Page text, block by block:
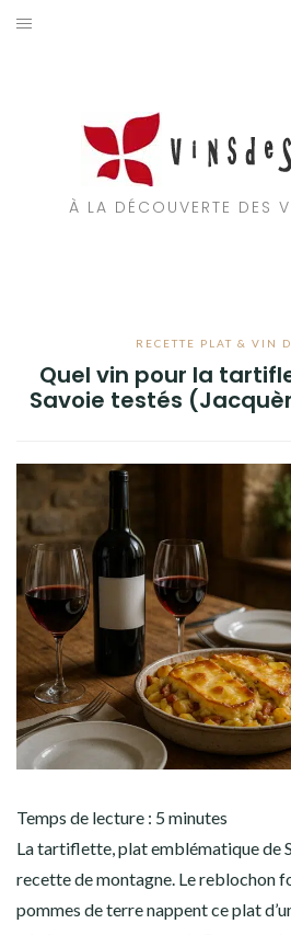
Aller
À LA DÉCOUVERTE DES
RECETTE PLAT & VIN
Quel vin pour la
Savoie testés
Temps de lecture : 5minutes
La tartiflette, plat emblématique de
recette de montagne. Le reblochon
pommes de terre nappent ce plat
RECETTE PLAT & VIN DE SAVOIE
TOURISME EN SAVOIE